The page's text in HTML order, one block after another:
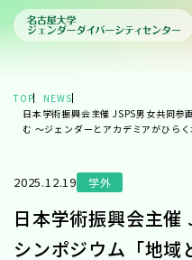
TOP
NEWS
日本学術振興会主催 JSPS男女共同参
む ～ジェンダーとアカデミアがひら
2025.12.19 学外
日本学術振興会主
シンポジウム「地域